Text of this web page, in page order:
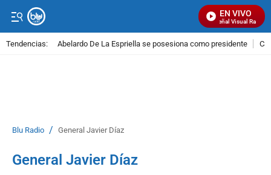
EN VIVO
Señal Visual Radio
Tendencias: Abelardo De La Espriella se posesiona como presidente
Blu Radio / General Javier Díaz
General Javier Díaz